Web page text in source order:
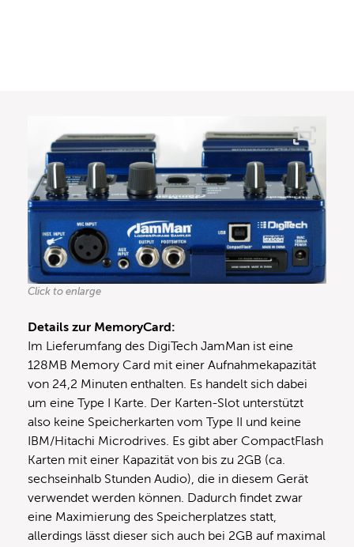
Click to enlarge
Details zur MemoryCard:
Im Lieferumfang des DigiTech JamMan ist eine
128MB Memory Card mit einer Aufnahmekapazität
von 24,2 Minuten enthalten. Es handelt sich dabei
um eine Type I Karte. Der Karten-Slot unterstützt
also keine Speicherkarten vom Type II und keine
IBM/Hitachi Microdrives. Es gibt aber CompactFlash
Karten mit einer Kapazität von bis zu 2GB (ca.
sechseinhalb Stunden Audio), die in diesem Gerät
verwendet werden können. Dadurch findet zwar
eine Maximierung des Speicherplatzes statt,
allerdings lässt dieser sich auch bei 2GB auf maximal